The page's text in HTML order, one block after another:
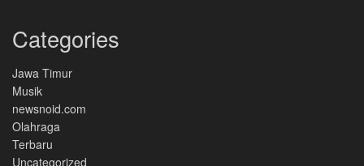
Categories
Jawa Timur
Musik
newsnoid.com
Olahraga
Terbaru
Uncategorized